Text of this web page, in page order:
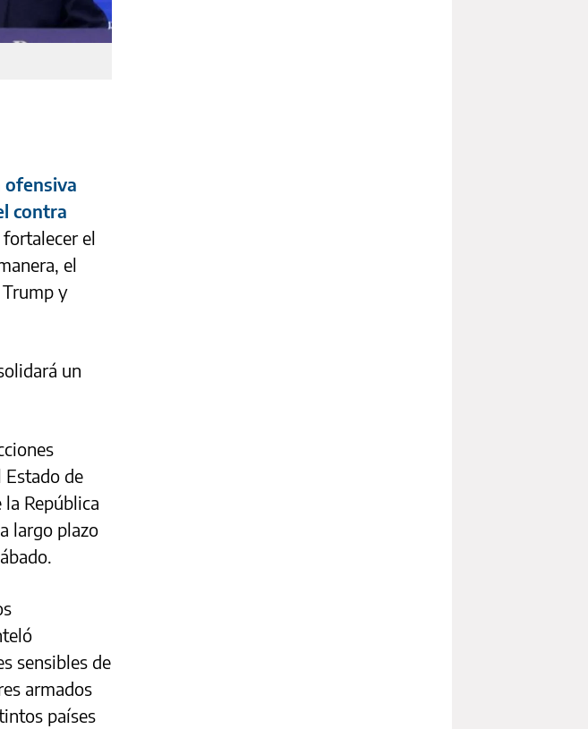
ofensiva
contra
el
el
y
un
Estado de
República
largo plazo
sensibles de
armados
países